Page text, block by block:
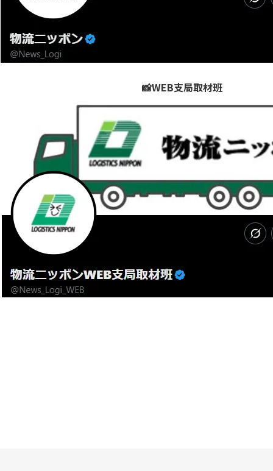
📸WEB支局取材班